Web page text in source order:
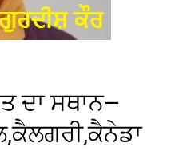
ਦਾ ਸਥਾਨ—